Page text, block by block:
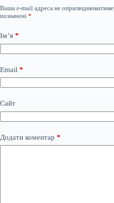
Ваша e-mail адреса не
позначені *
Ім’я *
Email *
Сайт
Додати коментар *